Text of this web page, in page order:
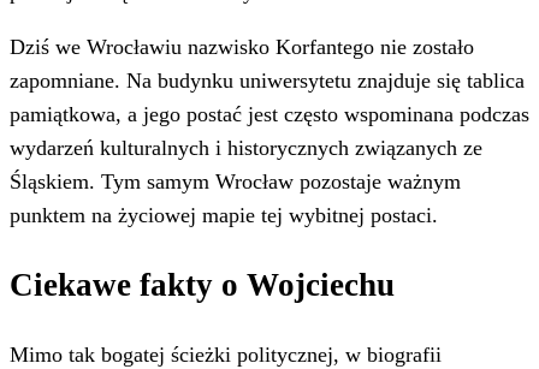
Dziś we Wrocławiu nazwisko Korfantego nie zostało
zapomniane. Na budynku uniwersytetu znajduje się tablica
pamiątkowa, a jego postać jest często wspominana podczas
wydarzeń kulturalnych i historycznych związanych ze
Śląskiem. Tym samym Wrocław pozostaje ważnym
punktem na życiowej mapie tej wybitnej postaci.
Ciekawe fakty o Wojciechu
Mimo tak bogatej ścieżki politycznej, w biografii